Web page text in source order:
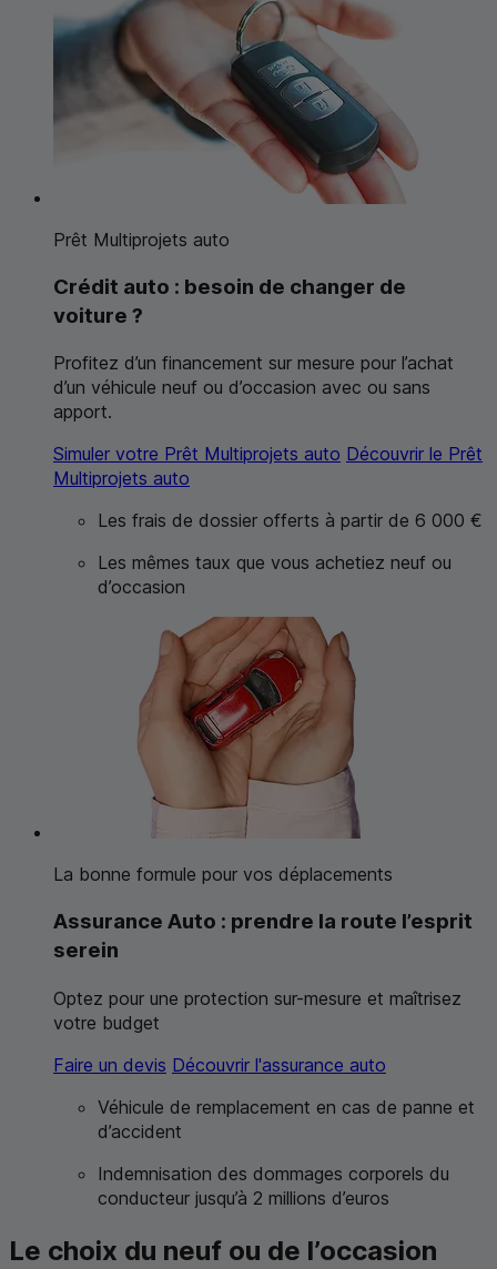
Prêt Multiprojets auto
Crédit auto : besoin de changer de
voiture ?
Profitez d’un financement sur mesure pour l’achat
d’un véhicule neuf ou d’occasion avec ou sans
apport.
Simuler votre Prêt Multiprojets auto Découvrir le Prêt
Multiprojets auto
Les frais de dossier offerts à partir de 6 000 €
Les mêmes taux que vous achetiez neuf ou
d’occasion
La bonne formule pour vos déplacements
Assurance Auto : prendre la route l’esprit
serein
Optez pour une protection sur-mesure et maîtrisez
votre budget
Faire un devis Découvrir l'assurance auto
Véhicule de remplacement en cas de panne et
d’accident
Indemnisation des dommages corporels du
conducteur jusqu’à 2 millions d’euros
Le choix du neuf ou de l’occasion